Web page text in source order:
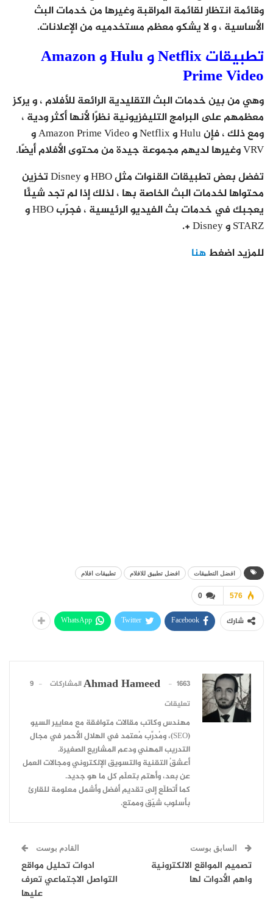
وقائمة انتظار لقائمة المراقبة وغيرها من خدمات البث
الأساسية ، و لا يشكو معظم مستخدميه من الإعلانات.
تطبيقات Netflix و Hulu و Amazon
Prime Video
وهي من بين خدمات البث التقليدية الرائعة للأفلام ، و يركز
معظمهم على البرامج التليفزيونية نظرًا لأنها أكثر ودية ،
ومع ذلك ، فإن Hulu و Netflix و Amazon Prime Video و
VRV وغيرها لديهم مجموعة جيدة من محتوى الأفلام أيضًا.
تفضل بعض تطبيقات القنوات مثل HBO و Disney تخزين
محتواها لخدمات البث الخاصة بها ، لذلك إذا لم تجد شيئًا
يعجبك في خدمات بث الفيديو الرئيسية ، فجرّب HBO و
STARZ و Disney +.
للمزيد اضغط هنا
افضل التطبيقات افضل تطبيق للافلام تطبيقات افلام
0 576
شارك Facebook
Twitter
WhatsApp
Ahmad Hameed 1663 المشاركات
9
تعليقات
مهندس وكاتب مقالات متوافقة مع معايير السيو
(SEO)، ومُدرِّب مُعتمد في الهلال الأحمر في مجال
التدريب المهني ودعم المشاريع الصغيرة.
أعشقُ التقنية والتسويق الإلكتروني ومجالات العمل
عن بعد، وأهتم بتعلّم كل ما هو جديد.
كما أتطلّع إلى تقديم أفضل وأشمل معلومة للقارئ
بأسلوب شيّق وممتع.
السابق بوست
تصميم المواقع الالكترونية
واهم الأدوات لها
القادم بوست
ادوات تحليل مواقع
التواصل الاجتماعي تعرف
عليها